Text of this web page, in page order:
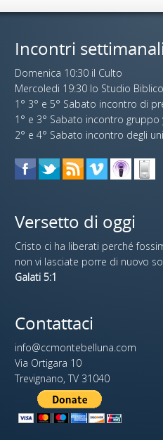
Incontri
Domenica 10:30 il Culto
Mercoledi 19:30 lo Studio Biblico
1° 3° e 5° Sabato incontro di
1° e 3° Sabato incontro gruppo
2° e 4° Sabato incontro degli
Versetto di oggi
Cristo ci ha liberati perché
non vi lasciate porre di nuovo
Galati 5:1
Contattaci
info@ccmontebelluna.com
Via Ortigara 10
Trevignano, TV 31040